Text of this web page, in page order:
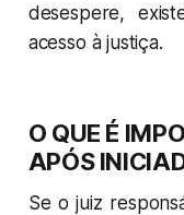
desespere,
acesso à justiça.
O QUE É
APÓS
Se o juiz